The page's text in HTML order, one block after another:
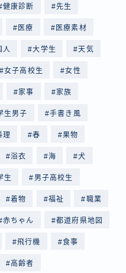
Me
健康診断 先生
医療 医療素材
人 大学生 天気
女子高校生 女性
家事 家族
生男子 手書き風
理 春 果物
浴衣 海 犬
生 男子高校生
着物 福祉 職業
赤ちゃん 都道府県地図
飛行機 食事
高齢者